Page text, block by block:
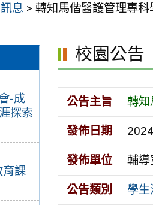
息 >轉知馬偕醫護管理專
-成
探索
育課
校園公告
公告主旨 轉知
發佈日期
發佈單位 輔導
公告類別 學生